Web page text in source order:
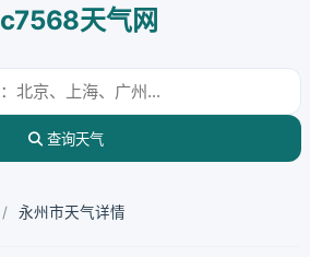
c7568天气网
查询天气
/ 永州市天气详情